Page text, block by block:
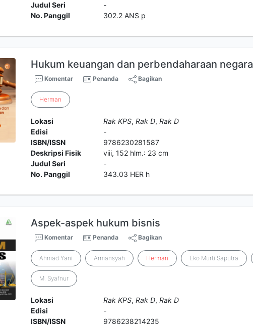
Judul Seri
-
No. Panggil
302.2 ANS p
Hukum keuangan dan perbendaharaan negara
Komentar Penanda Bagikan
Herman
Lokasi Rak KPS, Rak D, Rak D
Edisi
-
ISBN/ISSN
9786230281587
Deskripsi Fisik
viii, 152 hlm.: 23 cm
Judul Seri
-
No. Panggil
343.03 HER h
Aspek-aspek hukum bisnis
Komentar Penanda Bagikan
Ahmad Yani Armansyah Herman Eko Murti Saputra
M. Syafnur
Lokasi Rak KPS, Rak D, Rak D
Edisi
-
ISBN/ISSN
9786238214235